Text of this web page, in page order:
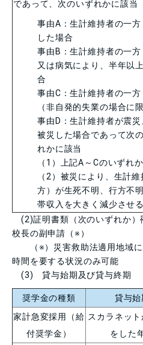
であって、次のいずれかに該当
事由A ：生計維持者の一
した場合
事由 B ：生計維持者の一
又は病気により、半年以
合
事由C ：生計維持者の一
（非自発的失業の場合に
事由 D ：生計維持者が震
被災した場合であって次
れかに該当
（ 1 ）上記A ～ Cのいずれ
（ 2 ）被災により、生計
方）が生死不明、行方不
帯収入を大きく減少させ
(2)証明書類（次のいずれか）
校長の副申請（※）
（※）災害救助法適用地域に
時間を要する状況のみ可能
(3) 貸与始期及び貸与終期
奨学金の種類 貸与始
家計急変採用（給
付奨学金）
スカラネッ
をした